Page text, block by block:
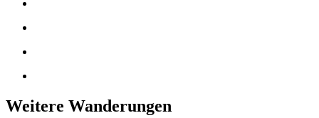
Weitere Wanderungen